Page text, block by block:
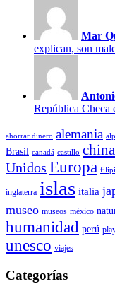
Mar
explican, son
República Checa
ahorrar dinero alemania
Brasil canadá castillo china
Unidos Europa
inglaterra islas italia
museo museos méxico
humanidad perú
unesco viajes
Categorías